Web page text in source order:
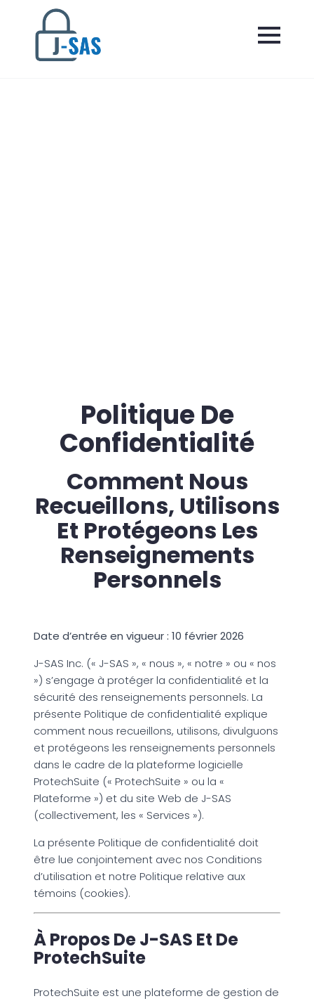
Politique De
Confidentialité
Comment Nous
Recueillons, Utilisons
Et Protégeons Les
Renseignements
Personnels
Date d’entrée en vigueur : 10 février 2026
J-SAS Inc. (« J-SAS », « nous », « notre » ou « nos
») s’engage à protéger la confidentialité et la
sécurité des renseignements personnels. La
présente Politique de confidentialité explique
comment nous recueillons, utilisons, divulguons
et protégeons les renseignements personnels
dans le cadre de la plateforme logicielle
ProtechSuite (« ProtechSuite » ou la «
Plateforme ») et du site Web de J-SAS
(collectivement, les « Services »).
La présente Politique de confidentialité doit
être lue conjointement avec nos Conditions
d’utilisation et notre Politique relative aux
témoins (cookies).
À Propos De J-SAS Et De
ProtechSuite
ProtechSuite est une plateforme de gestion de